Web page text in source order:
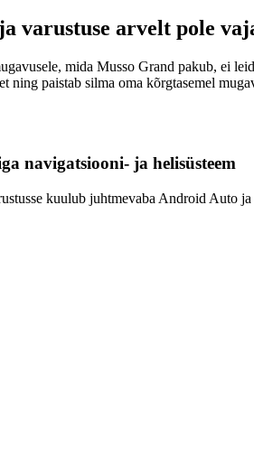
varustuse arvelt pole
mida Musso Grand pakub, ei
ning paistab silma oma kõrgtasemel
navigatsiooni- ja helisüsteem
kuulub juhtmevaba Android Auto